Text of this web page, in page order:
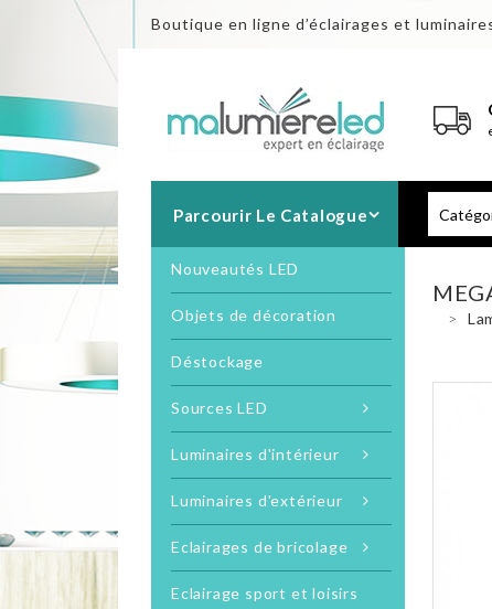
Boutique en ligne d’éclairages et
Parcourir Le Catalogue
Nouveautés LED
Objets de décoration
Déstockage
Sources LED
Luminaires d'intérieur
Luminaires d'extérieur
Eclairages de bricolage
Eclairage sport et loisirs
>